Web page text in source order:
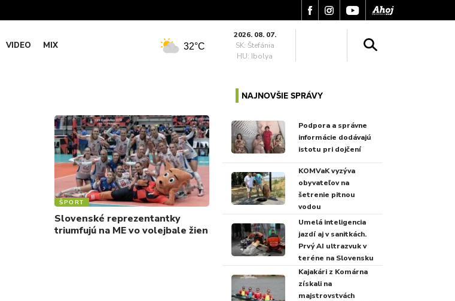
VIDEO MIX 32°C
2026. 08. 07.
SK: Štefánia
HU: Ibolya
ŠPORT
Slovenské reprezentantky
triumfujú na ME vo volejbale žien
NAJNOVŠIE SPRÁVY
Podpora a správne
informácie dodávajú
istotu pri dojčení
KOMVaK vyzýva
obyvateľov na
šetrenie pitnou
vodou
Umelá inteligencia
jazdí aj v sanitkách.
Prvý AI ultrazvuk v
teréne na Slovensku
Kajakári z Komárna
získali na
majstrovstvách